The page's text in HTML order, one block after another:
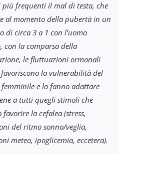
frequenti il mal di testa, che
al momento della pubertà in un
di circa 3 a 1 con l’uomo
con la comparsa della
le fluttuazioni ormonali
la vulnerabilità del
femminile e lo fanno adattare
a tutti quegli stimoli che
favorire la cefalea (stress,
del ritmo sonno/veglia,
meteo, ipoglicemia, eccetera).